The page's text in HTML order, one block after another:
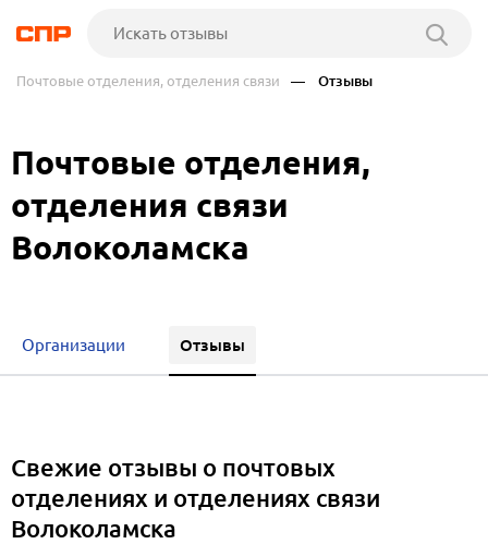
Почтовые отделения, отделения связи — Отзывы
Почтовые отделения,
отделения связи
Волоколамска
Организации Отзывы
Свежие отзывы о почтовых
отделениях и отделениях связи
Волоколамска